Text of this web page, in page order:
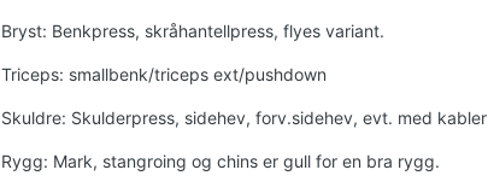
Bryst: Benkpress, skråhantellpress, flyes variant.
Triceps: smallbenk/triceps ext/pushdown
Skuldre: Skulderpress, sidehev, forv.sidehev, evt. med kabler
Rygg: Mark, stangroing og chins er gull for en bra rygg.